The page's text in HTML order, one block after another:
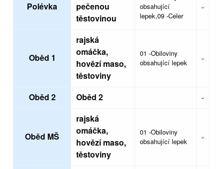
Polévka
pečenou
těstovinou
obsahující
lepek,09 -Celer
Oběd 1
rajská
omáčka,
hovězí maso,
těstoviny
01 -Obiloviny
obsahující lepek
Oběd 2 Oběd 2
Oběd MŠ
rajská
omáčka,
hovězí maso,
těstoviny
01 -Obiloviny
obsahující lepek